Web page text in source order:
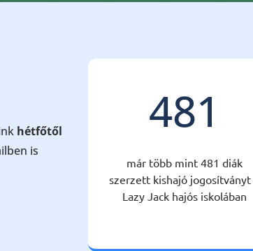
hétfőtől
is
481
már több mint 481 diák
szerzett kishajó jogosítványt
Lazy Jack hajós iskolában